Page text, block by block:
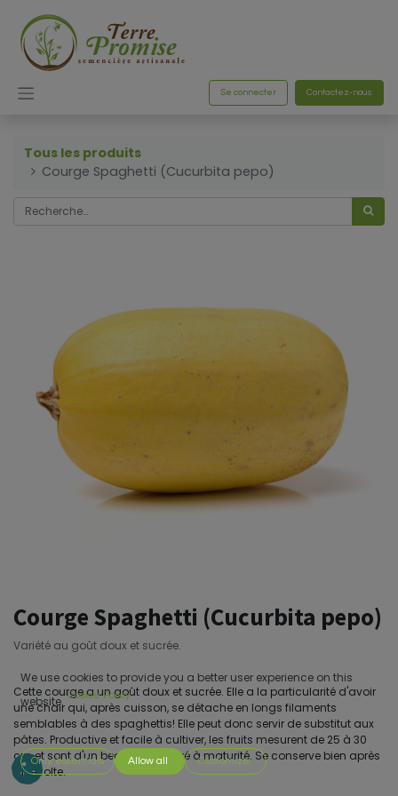
Se connecter Contactez-nous
Tous les produits
Courge Spaghetti (Cucurbita pepo)
Courge Spaghetti (Cucurbita pepo)
Variété au goût doux et sucrée.
Cette courge a un goût doux et sucrée. Elle a la particularité d'avoir
une chair qui, après cuisson, se détache en longs filaments
semblables à des spaghettis! Elle peut donc servir de substitut aux
pâtes. Productive et facile à cultiver, les fruits mesurent de 25 à 30
cm et sont d'un beau jaune doré à maturité. Se conserve bien après
la récolte.
We use cookies to provide you a better user experience on this
website. Cookie Policy
Only essentials Allow all Customize